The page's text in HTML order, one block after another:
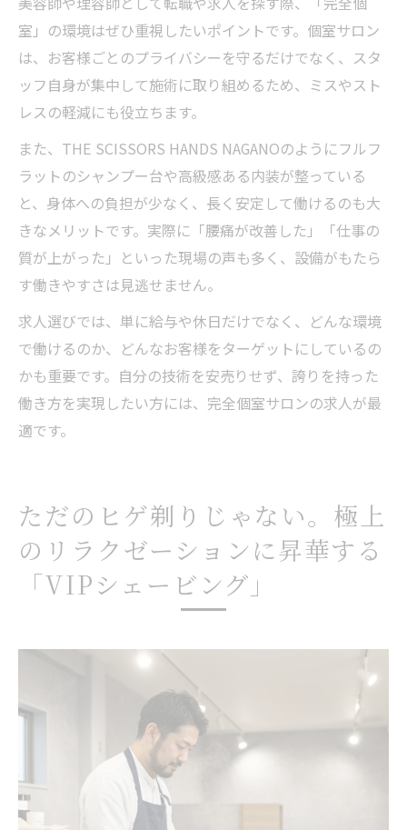
室」の環境はぜひ重視したいポイントです。個室サロン
は、お客様ごとのプライバシーを守るだけでなく、スタ
ッフ自身が集中して施術に取り組めるため、ミスやスト
レスの軽減にも役立ちます。
また、THE SCISSORS HANDS NAGANOのようにフルフ
ラットのシャンプー台や高級感ある内装が整っている
と、身体への負担が少なく、長く安定して働けるのも大
きなメリットです。実際に「腰痛が改善した」「仕事の
質が上がった」といった現場の声も多く、設備がもたら
す働きやすさは見逃せません。
求人選びでは、単に給与や休日だけでなく、どんな環境
で働けるのか、どんなお客様をターゲットにしているの
かも重要です。自分の技術を安売りせず、誇りを持った
働き方を実現したい方には、完全個室サロンの求人が最
適です。
ただのヒゲ剃りじゃない。極上
のリラクゼーションに昇華する
「VIPシェービング」